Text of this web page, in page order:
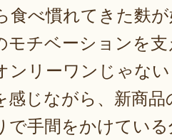
食べ慣れてきた麩
モチベーションを
ンリーワンじゃな
感じながら、新商
で手間をかけてい